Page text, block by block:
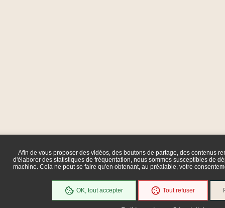
Afin de vous proposer des vidéos, des boutons de partage, des contenus
d'élaborer des statistiques de fréquentation, nous sommes susceptibles de
machine. Cela ne peut se faire qu'en obtenant, au préalable, votre
OK, tout accepter Tout refuser